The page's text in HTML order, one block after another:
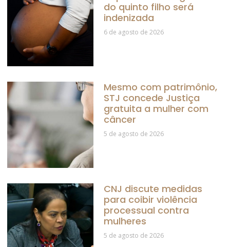
do quinto filho será
indenizada
6 de agosto de 2026
Mesmo com patrimônio,
STJ concede Justiça
gratuita a mulher com
câncer
5 de agosto de 2026
CNJ discute medidas
para coibir violência
processual contra
mulheres
5 de agosto de 2026